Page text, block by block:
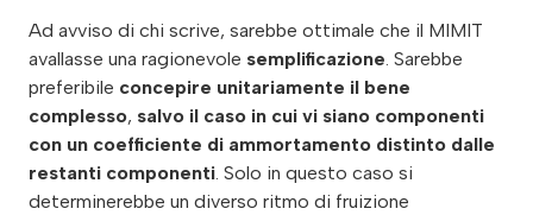
Ad avviso di chi scrive, sarebbe ottimale che il MIMIT
avallasse una ragionevole semplificazione. Sarebbe
preferibile concepire unitariamente il bene
complesso, salvo il caso in cui vi siano componenti
con un coefficiente di ammortamento distinto dalle
restanti componenti. Solo in questo caso si
determinerebbe un diverso ritmo di fruizione